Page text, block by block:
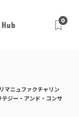
0
マニュファクチャリン
ジー・アンド・コンサ